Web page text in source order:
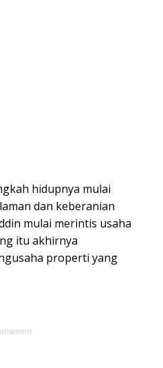
hidupnya mulai
dan keberanian
mulai merintis usaha
itu akhirnya
properti yang